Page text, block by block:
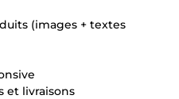
(images + textes
et livraisons